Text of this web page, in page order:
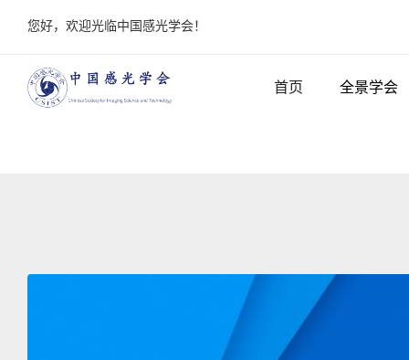
您好，欢迎光临中国感光学会！
首页 全景学会